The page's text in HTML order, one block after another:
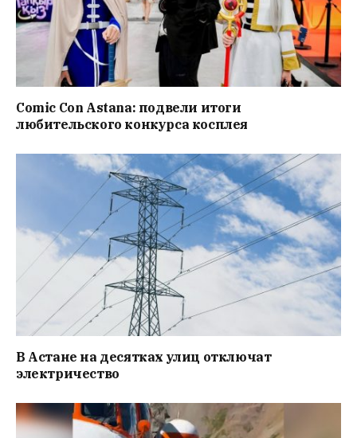
Comic Con Astana: подвели итоги
любительского конкурса косплея
В Астане на десятках улиц отключат
электричество